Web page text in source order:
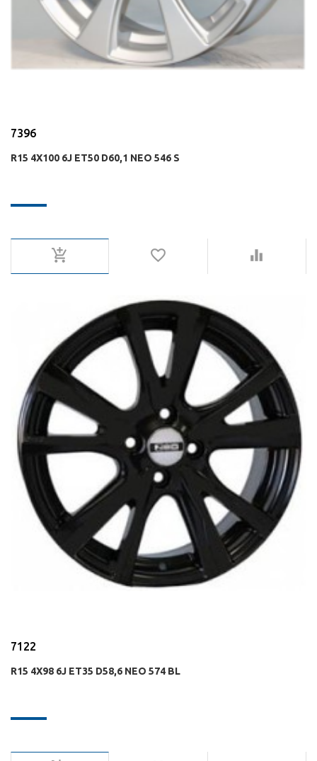
7396
R15 4X100 6J ET50 D60,1 NEO 546 S
7122
R15 4X98 6J ET35 D58,6 NEO 574 BL